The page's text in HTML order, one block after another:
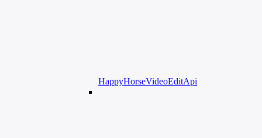
HappyHorseVideoEditApi